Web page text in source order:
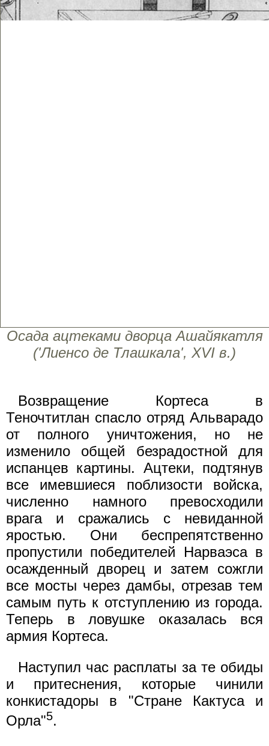
Осада ацтеками дворца Ашайякатля
('Лиенсо де Тлашкала', XVI в.)
Возвращение Кортеса в
Теночтитлан спасло отряд Альварадо
от полного уничтожения, но не
изменило общей безрадостной для
испанцев картины. Ацтеки, подтянув
все имевшиеся поблизости войска,
численно намного превосходили
врага и сражались с невиданной
яростью. Они беспрепятственно
пропустили победителей Нарваэса в
осажденный дворец и затем сожгли
все мосты через дамбы, отрезав тем
самым путь к отступлению из города.
Теперь в ловушке оказалась вся
армия Кортеса.
Наступил час расплаты за те обиды
и притеснения, которые чинили
конкистадоры в "Стране Кактуса и
Орла"5.